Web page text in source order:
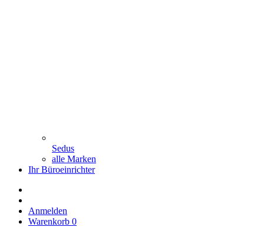
Sedus
alle Marken
Ihr Büroeinrichter
Anmelden
Warenkorb 0